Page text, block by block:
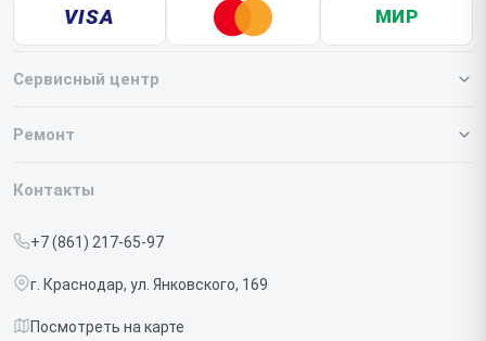
VISA МИР
Сервисный центр
О нашем сервисе
Срочный ремонт
Доставка и способы оплаты
Ремонт
Iphone
Контакты
+7 (861) 217-65-97
г. Краснодар, ул. Янковского, 169
Посмотреть на карте